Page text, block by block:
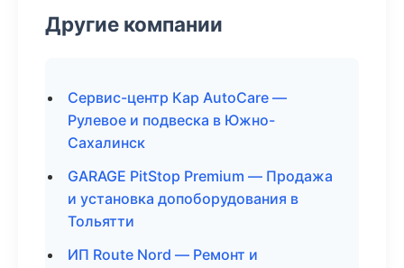
Другие компании
Сервис-центр Кар AutoCare —
Рулевое и подвеска в Южно-
Сахалинск
GARAGE PitStop Premium — Продажа
и установка допоборудования в
Тольятти
ИП Route Nord — Ремонт и